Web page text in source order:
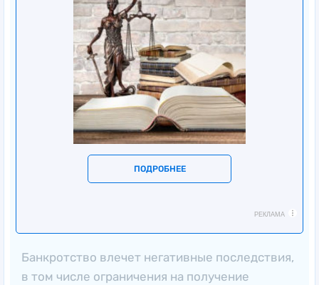
ПОДРОБНЕЕ
РЕКЛАМА
Банкротство влечет негативные последствия,
в том числе ограничения на получение